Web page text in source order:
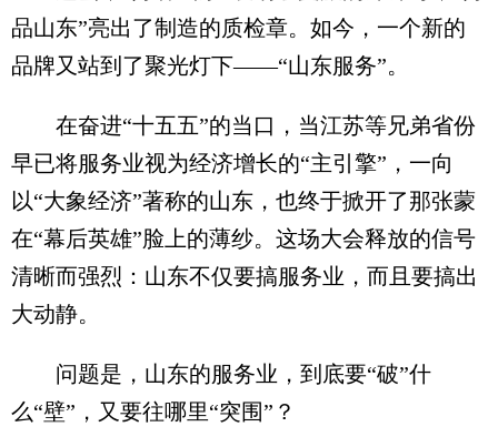
品山东”亮出了制造的质检章。如今，一个新的
品牌又站到了聚光灯下——“山东服务”。
在奋进“十五五”的当口，当江苏等兄弟省份
早已将服务业视为经济增长的“主引擎”，一向
以“大象经济”著称的山东，也终于掀开了那张蒙
在“幕后英雄”脸上的薄纱。这场大会释放的信号
清晰而强烈：山东不仅要搞服务业，而且要搞出
大动静。
问题是，山东的服务业，到底要“破”什
么“壁”，又要往哪里“突围”？